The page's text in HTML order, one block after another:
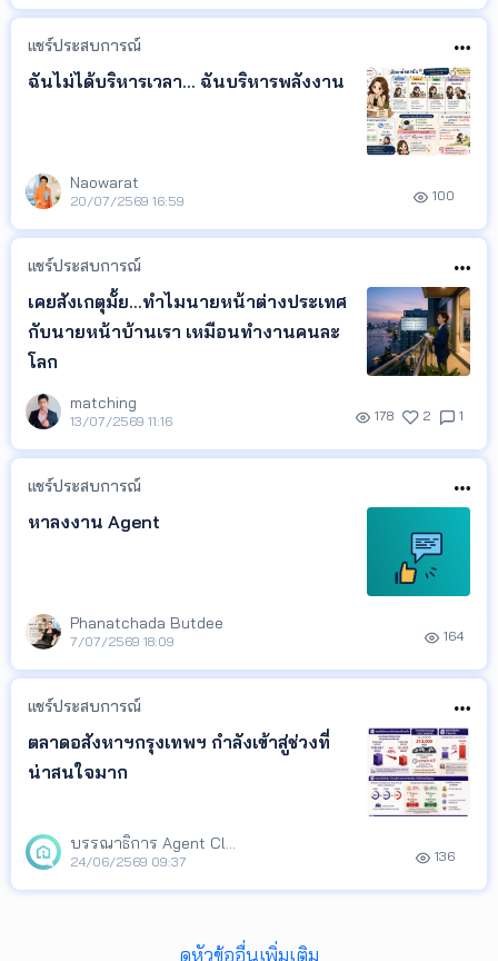
แชร์ประสบการณ์
ฉันไม่ได้บริหารเวลา... ฉันบริหารพลังงาน
Naowarat
20/07/2569 16:59 100
แชร์ประสบการณ์
เคยสังเกตุมั้ย...ทำไมนายหน้าต่างประเทศ
กับนายหน้าบ้านเรา เหมือนทำงานคนละ
โลก
matching
13/07/2569 11:16 178 2 1
แชร์ประสบการณ์
หาลงงาน Agent
Phanatchada Butdee
7/07/2569 18:09 164
แชร์ประสบการณ์
ตลาดอสังหาฯกรุงเทพฯ กำลังเข้าสู่ช่วงที่
น่าสนใจมาก
บรรณาธิการ Agent Club
24/06/2569 09:37 136
ดูหัวข้ออื่นเพิ่มเติม